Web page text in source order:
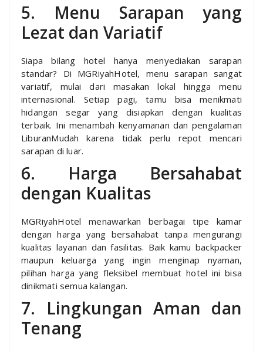
5. Menu Sarapan yang
Lezat dan Variatif
Siapa bilang hotel hanya menyediakan sarapan
standar? Di MGRiyahHotel, menu sarapan sangat
variatif, mulai dari masakan lokal hingga menu
internasional. Setiap pagi, tamu bisa menikmati
hidangan segar yang disiapkan dengan kualitas
terbaik. Ini menambah kenyamanan dan pengalaman
LiburanMudah karena tidak perlu repot mencari
sarapan di luar.
6. Harga Bersahabat
dengan Kualitas
MGRiyahHotel menawarkan berbagai tipe kamar
dengan harga yang bersahabat tanpa mengurangi
kualitas layanan dan fasilitas. Baik kamu backpacker
maupun keluarga yang ingin menginap nyaman,
pilihan harga yang fleksibel membuat hotel ini bisa
dinikmati semua kalangan.
7. Lingkungan Aman dan
Tenang